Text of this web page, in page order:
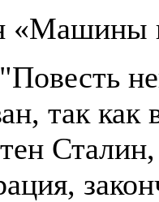
«Машины
так